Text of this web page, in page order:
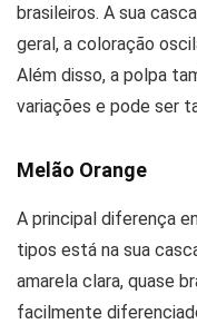
brasileiros. A sua
geral, a coloração
Além disso, a polpa
variações e pode ser
Melão Orange
A principal diferença
tipos está na sua
amarela clara, quase
facilmente